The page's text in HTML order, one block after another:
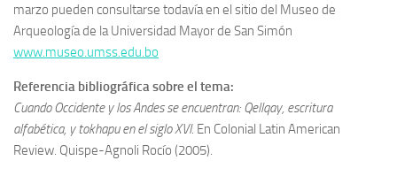
marzo pueden consultarse todavía en el sitio del Museo de
Arqueología de la Universidad Mayor de San Simón
www.museo.umss.edu.bo
Referencia bibliográfica sobre el tema:
Cuando Occidente y los Andes se encuentran: Qellqay, escritura
alfabética, y tokhapu en el siglo XVI. En Colonial Latin American
Review. Quispe-Agnoli Rocío (2005).